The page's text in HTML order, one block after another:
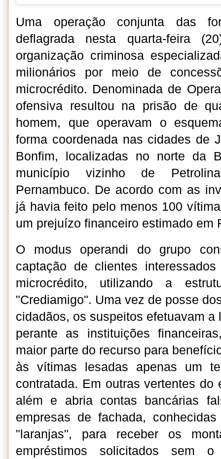
Uma operação conjunta das
deflagrada nesta quarta-feira
organização criminosa
milionários por meio de
microcrédito. Denominada de
ofensiva resultou na prisão de
homem, que operavam o
forma coordenada nas cidades de
Bonfim, localizadas no norte da
município vizinho de
Pernambuco. De acordo com as
já havia feito pelo menos 100
um prejuízo financeiro estimado em
O modus operandi do grupo
captação de clientes
microcrédito, utilizando a
"Crediamigo". Uma vez de posse
cidadãos, os suspeitos efetuavam a
perante as instituições
maior parte do recurso para
às vítimas lesadas apenas um
contratada. Em outras vertentes do
além e abria contas bancárias
empresas de fachada,
"laranjas", para receber os
empréstimos solicitados sem o